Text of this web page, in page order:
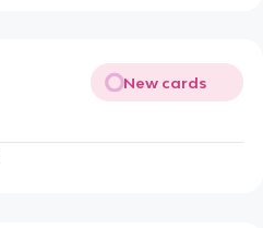
New cards